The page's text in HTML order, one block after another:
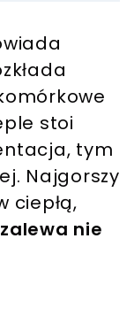
stoi
tym
Najgorszy
ciepłą,
nie